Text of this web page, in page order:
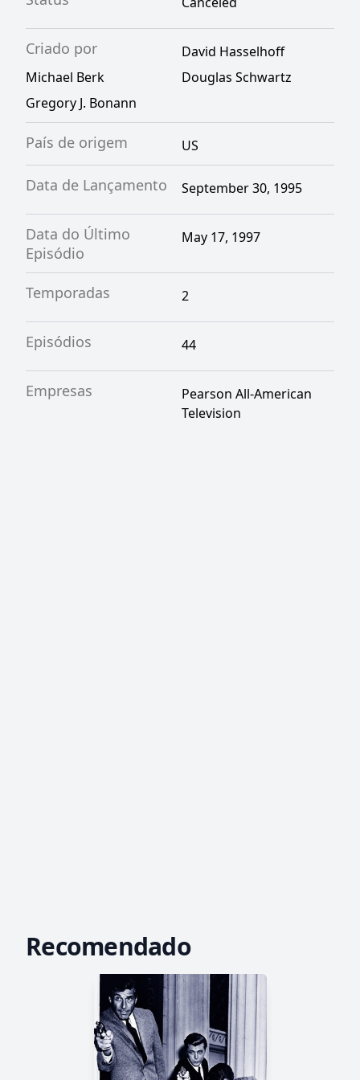
Criado por
David Hasselhoff
Michael Berk
Douglas Schwartz
Gregory J. Bonann
País de origem US
Data de Lançamento September 30, 1995
Data do Último
Episódio
May 17, 1997
Temporadas 2
Episódios 44
Empresas
Pearson All-American
Television
Recomendado